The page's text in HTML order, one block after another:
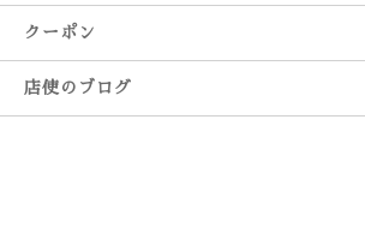
クーポン
店使のブログ